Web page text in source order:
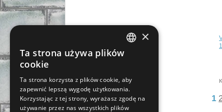
1
GERMAN
ENGLISH
×
Ta strona używa plików
cookie
Ta strona korzysta z plików cookie, aby
zapewnić lepszą wygodę użytkowania.
Korzystając z tej strony, wyrażasz zgodę na
używanie przez nas wszystkich plików